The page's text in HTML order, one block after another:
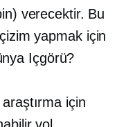
verecektir. Bu
yapmak için
Içgörü?
için